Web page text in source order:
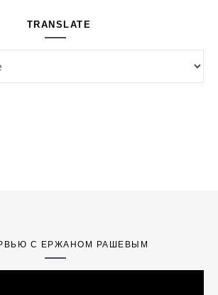
TRANSLATE
С ЕРЖАНОМ РАШЕВЫМ